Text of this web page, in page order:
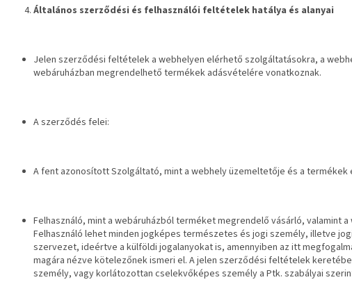
Általános szerződési és felhasználói feltételek hatálya és alanyai
Jelen szerződési feltételek a webhelyen elérhető szolgáltatásokra, a
webáruházban megrendelhető termékek adásvételére vonatkoznak.
A szerződés felei:
A fent azonosított Szolgáltató, mint a webhely üzemeltetője és a termékek
Felhasználó, mint a webáruházból terméket megrendelő vásárló, valamint
Felhasználó lehet minden jogképes természetes és jogi személy, illetve
szervezet, ideértve a külföldi jogalanyokat is, amennyiben az itt
magára nézve kötelezőnek ismeri el. A jelen szerződési feltételek
személy, vagy korlátozottan cselekvőképes személy a Ptk. szabályai